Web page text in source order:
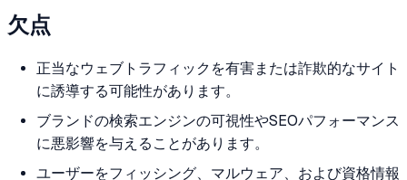
欠点
正当なウェブトラフィックを有害または詐欺的なサイト
に誘導する可能性があります。
ブランドの検索エンジンの可視性やSEOパフォーマンス
に悪影響を与えることがあります。
ユーザーをフィッシング、マルウェア、および資格情報